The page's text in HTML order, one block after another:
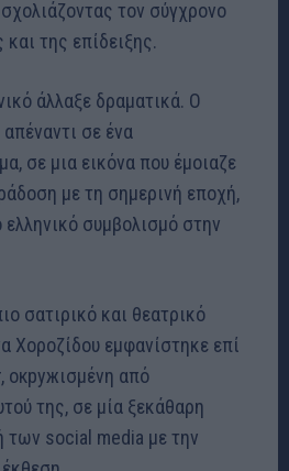
τον σύγχρονο
της επίδειξης.
άλλαξε δραματικά. Ο
σε ένα
σε μια εικόνα που έμοιαζε
με τη σημερινή εποχή,
ελληνικό συμβολισμό στην
σατιρικό και θεατρικό
Χοροζίδου εμφανίστηκε επί
από
της, σε μία ξεκάθαρη
των social media με την